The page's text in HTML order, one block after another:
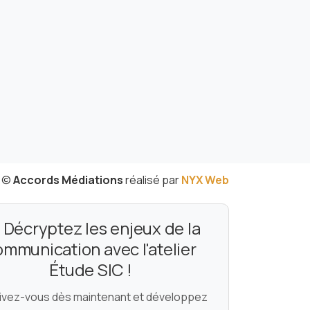
©Accords Médiationsréalisé parNYX Web
Décryptez les enjeux de la
avec l'atelier
Étude SIC !
vous dès maintenant et développez